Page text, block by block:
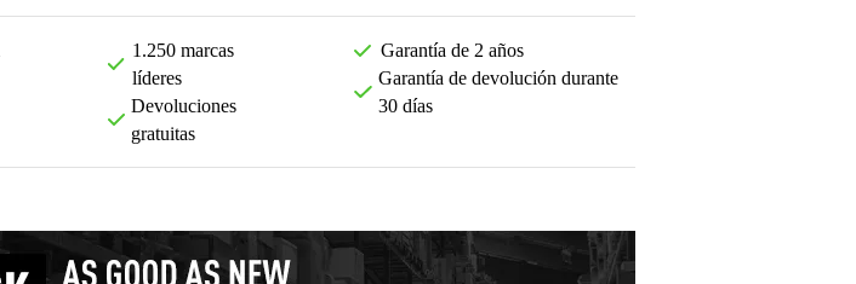
1.250 marcas
líderes
Devoluciones
gratuitas
Garantía de 2 años
Garantía de devolución durante
30 días